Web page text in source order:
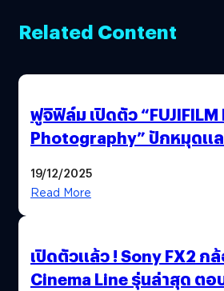
Related Content
ฟูจิฟิล์ม เปิดตัว
Photography” ปักหมุดแ
19/12/2025
Read More
เปิดตัวแล้ว ! Sony FX2 ก
Cinema Line รุ่นล่าสุด ตอ